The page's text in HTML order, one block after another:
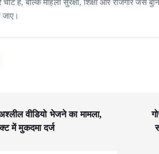
चोट है, बल्कि महिला सुरक्षा, शिक्षा और रोजगार जैसे
जाए।
वीडियो भेजने का मामला,
में मुकदमा दर्ज